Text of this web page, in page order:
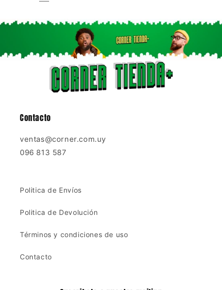
Contacto
ventas@corner.com.uy
096 813 587
Politica de Envíos
Politica de Devolución
Términos y condiciones de uso
Contacto